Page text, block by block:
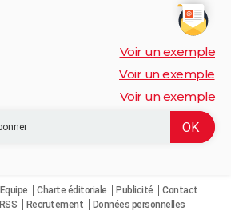
Voir un exemple
Voir un exemple
Voir un exemple
Equipe Charte éditoriale Publicité
Contact
RSS Recrutement
Données personnelles